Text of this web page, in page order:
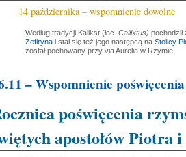
14 października – wspomnienie dowolne
Według tradycji Kalikst (łac. Callixtus)
Zefirynai stał się też jego następcą na Stolicy
został pochowany przy via Aurelia w Rzymie.
– Wspomnienie
poświęcenia
apostołów Piotra i